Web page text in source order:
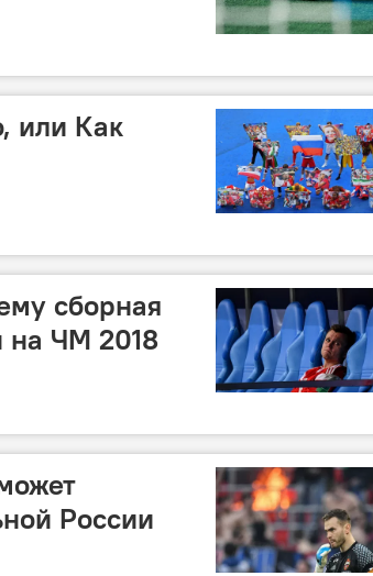
или Как
сборная
на ЧМ 2018
России